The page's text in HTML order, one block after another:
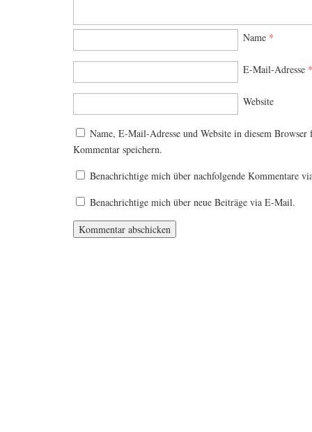
Name *
E-Mail-Adresse *
Website
Name, E-Mail-Adresse und Website in diesem Browser
Kommentar speichern.
Benachrichtige mich über nachfolgende Kommentare
Benachrichtige mich über neue Beiträge via E-Mail.